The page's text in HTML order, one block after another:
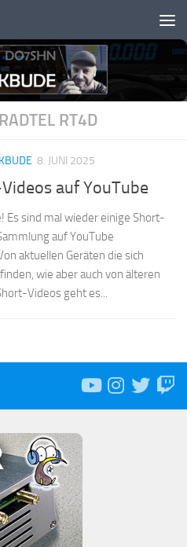
RADTEL RT4D
8. JUNI 2025
auf YouTube
Es sind mal wieder einige Short-
auf YouTube
aktuellen Geräten die sich
wie aber auch von älteren
Videos geht es...